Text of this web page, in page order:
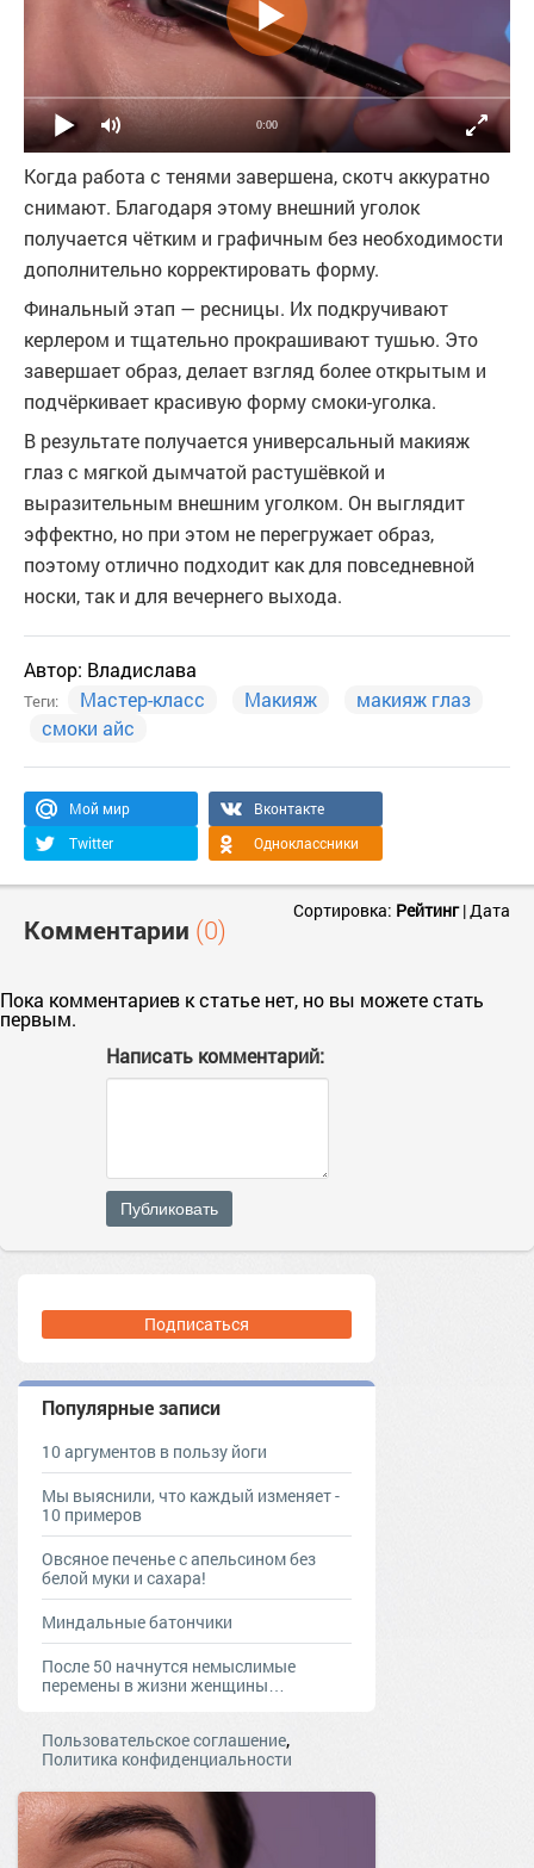
0:00
Когда работа с тенями завершена, скотч аккуратно
снимают. Благодаря этому внешний уголок
получается чётким и графичным без необходимости
дополнительно корректировать форму.
Финальный этап — ресницы. Их подкручивают
керлером и тщательно прокрашивают тушью. Это
завершает образ, делает взгляд более открытым и
подчёркивает красивую форму смоки-уголка.
В результате получается универсальный макияж
глаз с мягкой дымчатой растушёвкой и
выразительным внешним уголком. Он выглядит
эффектно, но при этом не перегружает образ,
поэтому отлично подходит как для повседневной
носки, так и для вечернего выхода.
Автор: Владислава
Теги: Мастер-класс Макияж
макияж глаз
смоки айс
Мой мир
Вконтакте
Twitter
Одноклассники
Комментарии (0)
Сортировка: Рейтинг| Дата
Пока комментариев к статье нет, но вы можете стать
первым.
Написать комментарий:
Публиковать
Подписаться
Популярные записи
10 аргументов в пользу йоги
Мы выяснили, что каждый изменяет -
10 примеров
Овсяное печенье с апельсином без
белой муки и сахара!
Миндальные батончики
После 50 начнутся немыслимые
перемены в жизни женщины…
Пользовательское соглашение,
Политика конфиденциальности